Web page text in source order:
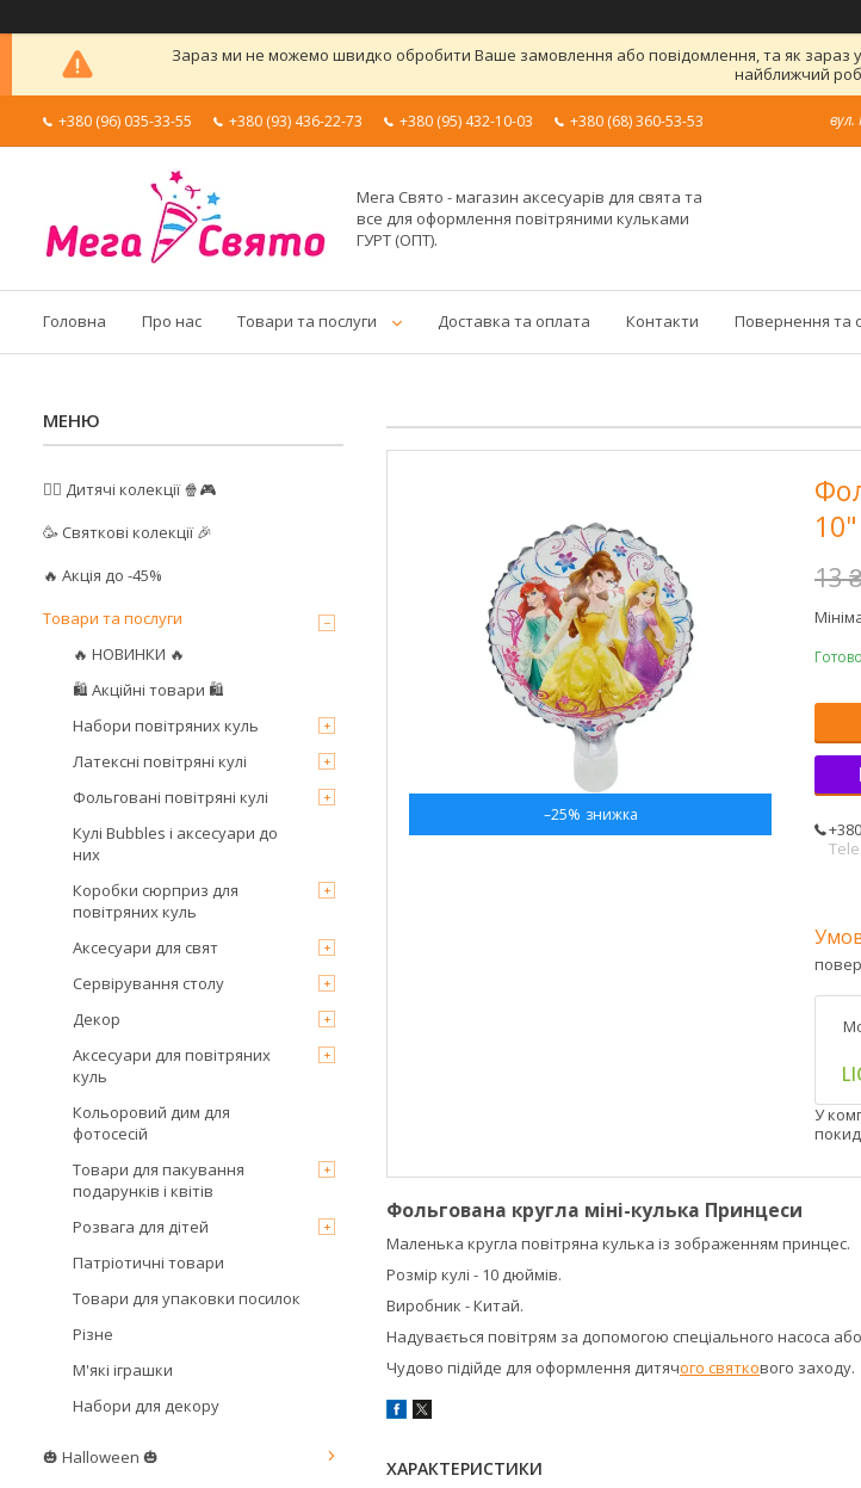
Зараз ми не можемо швидко обробити Ваше замовлення або повідомлення, та як
найближчий
+380 (96) 035-33-55 +380 (93) 436-22-73 +380 (95) 432-10-03 +380 (68) 360-53-53 вул.
Мега Свято - магазин аксесуарів для свята та
все для оформлення повітряними кульками
ГУРТ (ОПТ).
Головна Про нас Товари та послуги Доставка та оплата Контакти Повернення та
–25%
10"
13
У
Фольгована кругла міні-кулька Принцеси
Маленька кругла повітряна кулька із зображенням принцес.
Розмір кулі - 10 дюймів.
Виробник - Китай.
Надувається повітрям за допомогою спеціального насоса
Чудово підійде для оформлення дитячого святкового заходу.
ХАРАКТЕРИСТИКИ
🦸‍♂️ Дитячі колекції 🍿🎮
🥳 Святкові колекції 🎉
🔥 Акція до -45%
Товари та послуги
🔥 НОВИНКИ 🔥
🛍 Акційні товари 🛍
Набори повітряних куль
Латексні повітряні кулі
Фольговані повітряні кулі
Кулі Bubbles і аксесуари до
них
Коробки сюрприз для
повітряних куль
Аксесуари для свят
Сервірування столу
Декор
Аксесуари для повітряних
куль
Кольоровий дим для
фотосесій
Товари для пакування
подарунків і квітів
Розвага для дітей
Патріотичні товари
Товари для упаковки посилок
Різне
М'які іграшки
Набори для декору
🎃 Halloween 🎃